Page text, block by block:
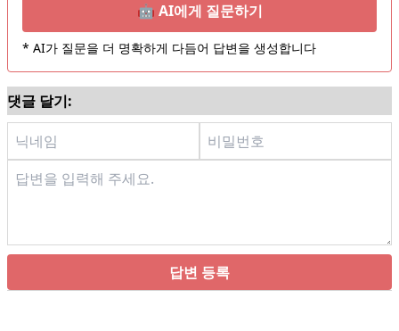
🤖 AI에게 질문하기
* AI가 질문을 더 명확하게 다듬어 답변을 생성합니다
댓글 달기:
답변 등록